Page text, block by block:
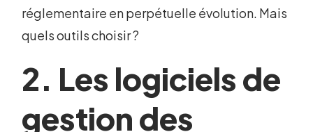
réglementaire en perpétuelle évolution. Mais
quels outils choisir ?
2. Les logiciels de
gestion des